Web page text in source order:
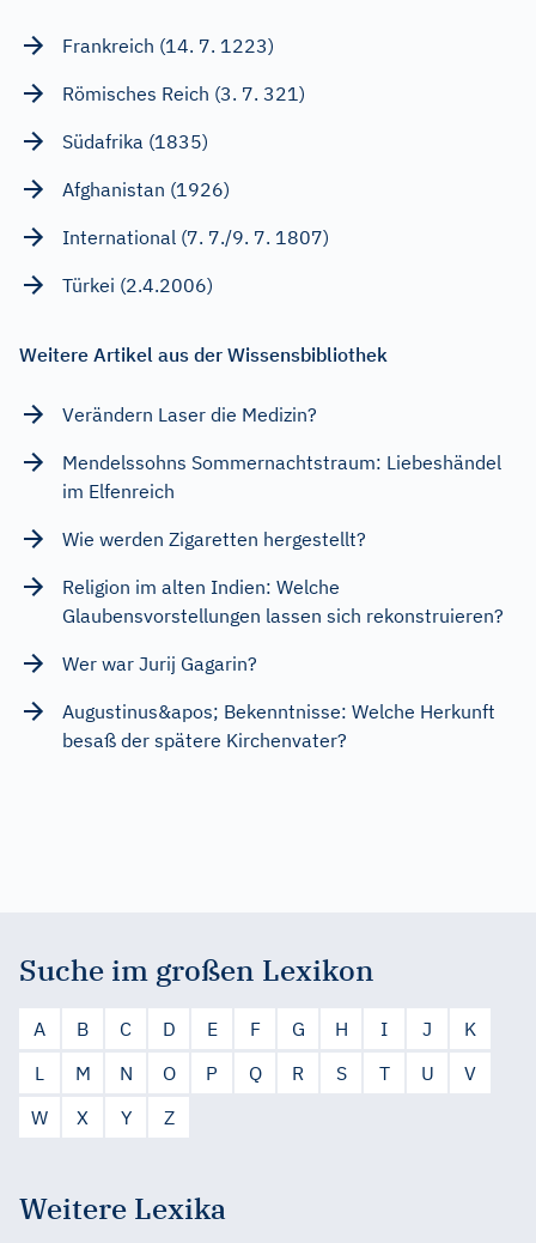
Frankreich (14. 7. 1223)
Römisches Reich (3. 7. 321)
Südafrika (1835)
Afghanistan (1926)
International (7. 7./9. 7. 1807)
Türkei (2.4.2006)
Weitere Artikel aus der Wissensbibliothek
Verändern Laser die Medizin?
Mendelssohns Sommernachtstraum: Liebeshändel
im Elfenreich
Wie werden Zigaretten hergestellt?
Religion im alten Indien: Welche
Glaubensvorstellungen lassen sich rekonstruieren?
Wer war Jurij Gagarin?
Augustinus&apos; Bekenntnisse: Welche Herkunft
besaß der spätere Kirchenvater?
Suche im großen Lexikon
A B C D E F G H I J
K
L
M N O P Q R S T U
V
W
X Y Z
Weitere Lexika